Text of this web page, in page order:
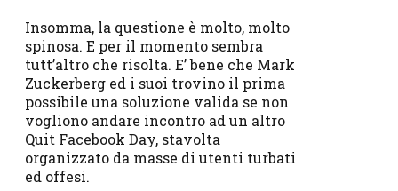
Insomma, la questione è molto, molto
spinosa. E per il momento sembra
tutt’altro che risolta. E’ bene che Mark
Zuckerberg ed i suoi trovino il prima
possibile una soluzione valida se non
vogliono andare incontro ad un altro
Quit Facebook Day, stavolta
organizzato da masse di utenti turbati
ed offesi.